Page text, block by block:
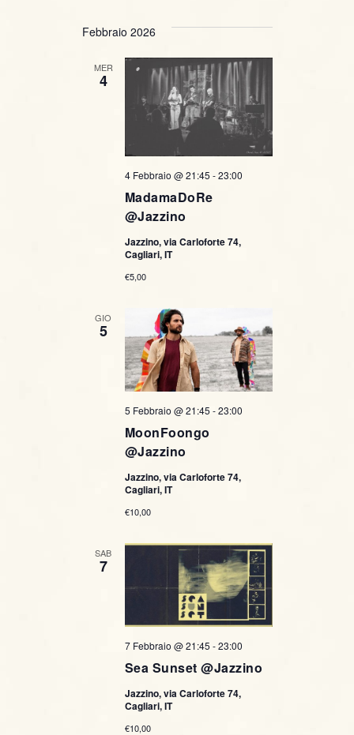
Febbraio 2026
MER
4
MadamaDoRe
@Jazzino
4 Febbraio @ 21:45 -23:00
Jazzino, via Carloforte 74,
Cagliari, IT
€5,00
GIO
5
MoonFoongo
@Jazzino
5 Febbraio @ 21:45 -23:00
Jazzino, via Carloforte 74,
Cagliari, IT
€10,00
SAB
7
Sea Sunset @Jazzino
7 Febbraio @ 21:45 -23:00
Jazzino, via Carloforte 74,
Cagliari, IT
€10,00